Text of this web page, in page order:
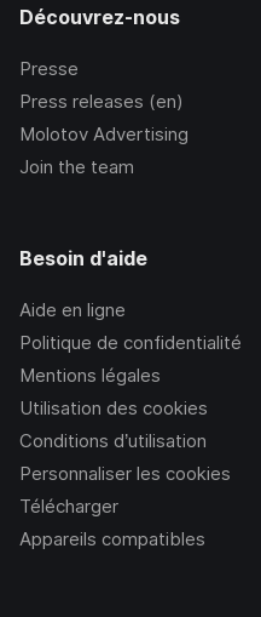
Découvrez-nous
Presse
Press releases (en)
Molotov Advertising
Join the team
Besoin d'aide
Aide en ligne
Politique de confidentialité
Mentions légales
Utilisation des cookies
Conditions d’utilisation
Personnaliser les cookies
Télécharger
Appareils compatibles